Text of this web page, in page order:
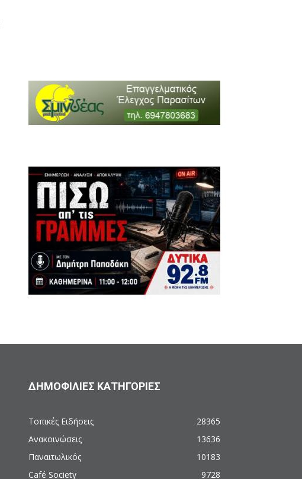
ΔΗΜΟΦΙΛΙΕΣ ΚΑΤΗΓΟΡΙΕΣ
Τοπικές Ειδήσεις
28365
Ανακοινώσεις
13636
Παναιτωλικός
10183
Café Society
9728